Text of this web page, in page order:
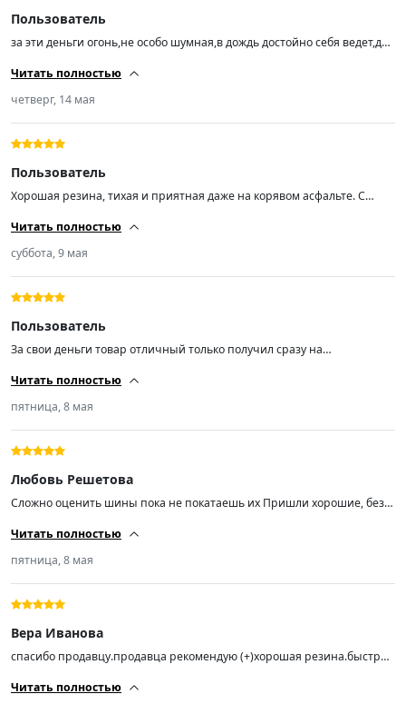
Пользователь
за эти деньги огонь,не особо шумная,в дождь достойно себя ведет,до
Читать полностью
четверг, 14 мая
Пользователь
Хорошая резина, тихая и приятная даже на корявом асфальте. С
уверенно.
Читать полностью
суббота, 9 мая
Пользователь
За свои деньги товар отличный только получил сразу на
мягкая отлично рекомендую продавца спасибо 👍
Читать полностью
пятница, 8 мая
Любовь Решетова
Сложно оценить шины пока не покатаешь их Пришли хорошие, без
эксплуатации они меня обидят, то приду и напишу Ну если не
замечательн😅
Читать полностью
пятница, 8 мая
Вера Иванова
спасибо продавцу.продавца рекомендую (+)хорошая резина.быстро
Читать полностью